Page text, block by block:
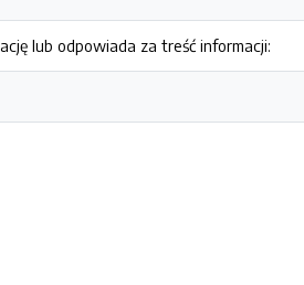
lub odpowiada za treść informacji: